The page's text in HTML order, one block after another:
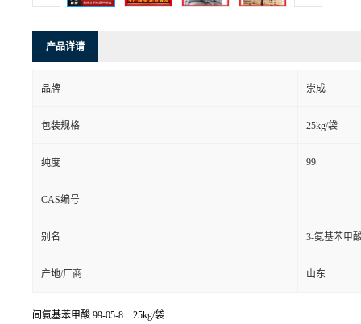
产品详请
品牌 崇成
包装规格 25kg/袋
纯度 99
CAS编号
别名 3-氨基苯甲
产地/厂商 山东
间氨基苯甲酸 99-05-8 25kg/袋